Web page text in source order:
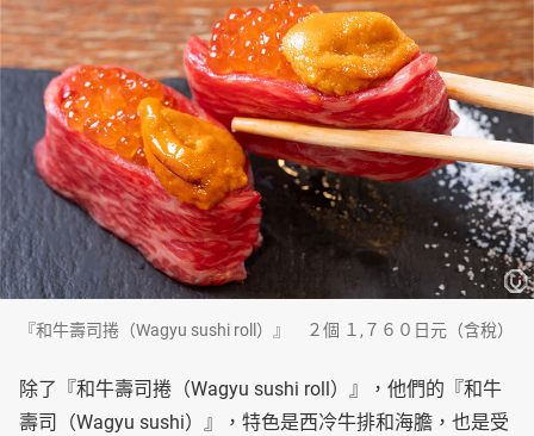
『和牛壽司捲（Wagyu sushi roll）』 ２個 １,７６０日元（含稅）
除了『和牛壽司捲（Wagyu sushi roll）』，他們的『和牛
壽司（Wagyu sushi）』，特色是西冷牛排和海膽，也是受